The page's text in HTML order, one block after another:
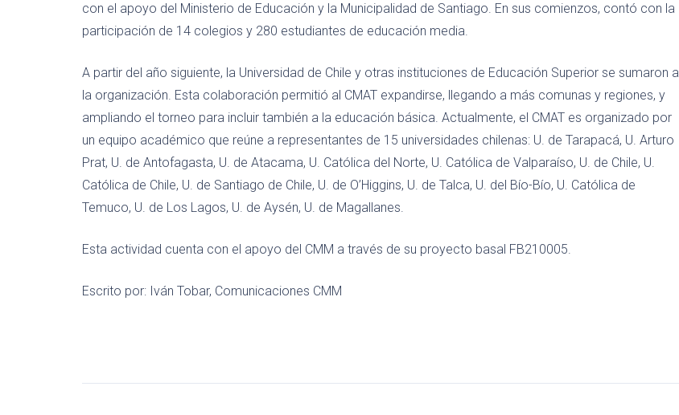
con el apoyo del Ministerio de Educación y la Municipalidad de Santiago. En sus comienzos, contó con la
participación de 14 colegios y 280 estudiantes de educación media.
A partir del año siguiente, la Universidad de Chile y otras instituciones de Educación Superior se sumaron a
la organización. Esta colaboración permitió al CMAT expandirse, llegando a más comunas y regiones, y
ampliando el torneo para incluir también a la educación básica. Actualmente, el CMAT es organizado por
un equipo académico que reúne a representantes de 15 universidades chilenas: U. de Tarapacá, U. Arturo
Prat, U. de Antofagasta, U. de Atacama, U. Católica del Norte, U. Católica de Valparaíso, U. de Chile, U.
Católica de Chile, U. de Santiago de Chile, U. de O’Higgins, U. de Talca, U. del Bío-Bío, U. Católica de
Temuco, U. de Los Lagos, U. de Aysén, U. de Magallanes.
Esta actividad cuenta con el apoyo del CMM a través de su proyecto basal FB210005.
Escrito por: Iván Tobar, Comunicaciones CMM